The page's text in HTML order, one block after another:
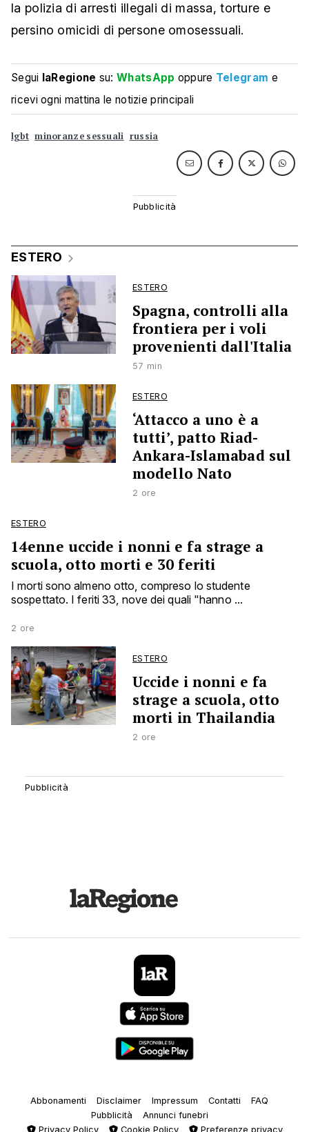
la polizia di arresti illegali di massa, torture e
persino omicidi di persone omosessuali.
Segui laRegione su:WhatsApp oppure Telegram e
ricevi ogni mattina le notizie principali
lgbt minoranze sessuali russia
ESTERO
ESTERO
Spagna, controlli alla
frontiera per i voli
provenienti dall'Italia
57 min
ESTERO
‘Attacco a uno è a
tutti’, patto Riad-
Ankara-Islamabad sul
modello Nato
2 ore
ESTERO
14enne uccide i nonni e fa strage a
scuola, otto morti e 30 feriti
I morti sono almeno otto, compreso lo studente
sospettato. I feriti 33, nove dei quali "hanno ...
2 ore
ESTERO
Uccide i nonni e fa
strage a scuola, otto
morti in Thailandia
2 ore
Abbonamenti Disclaimer Impressum Contatti
FAQ
Pubblicità
Annunci funebri
Privacy Policy
Cookie Policy Preferenze privacy